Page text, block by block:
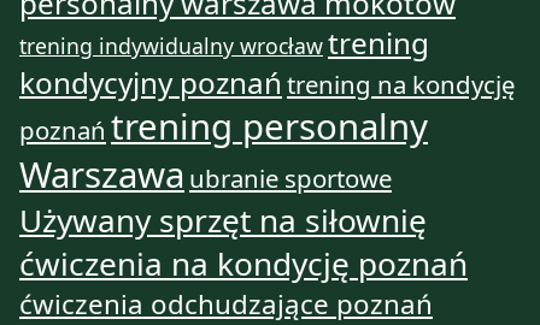
trening indywidualny wrocławtrening
kondycyjny poznań trening na kondycję
poznań trening personalny
Warszawa ubranie sportowe
Używany sprzęt na siłownię
ćwiczenia na kondycję poznań
ćwiczenia odchudzające poznań